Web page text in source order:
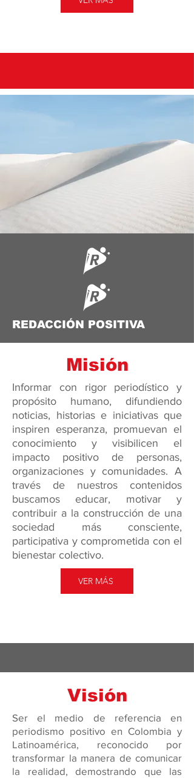
REDACCIÓN POSITIVA
Misión
Informar con rigor periodístico y
propósito humano, difundiendo
noticias, historias e iniciativas que
inspiren esperanza, promuevan el
conocimiento y visibilicen el
impacto positivo de personas,
organizaciones y comunidades. A
través de nuestros contenidos
buscamos educar, motivar y
contribuir a la construcción de una
sociedad más consciente,
participativa y comprometida con el
bienestar colectivo.
VER MÁS
Visión
Ser el medio de referencia en
periodismo positivo en Colombia y
Latinoamérica, reconocido por
transformar la manera de comunicar
la realidad, demostrando que las